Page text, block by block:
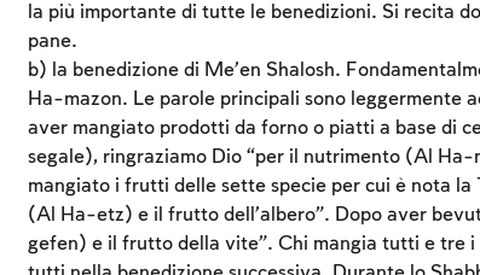
la più importante di tutte le benedizioni. Si recita
pane.
b) la benedizione di Me’en Shalosh.
Ha-mazon. Le parole principali sono leggermente
aver mangiato prodotti da forno o piatti a base di
segale), ringraziamo Dio “per il nutrimento (Al
mangiato i frutti delle sette specie per cui è nota la
(Al Ha-etz) e il frutto dell’albero”. Dopo aver
gefen) e il frutto della vite”. Chi mangia tutti e tre i
Account